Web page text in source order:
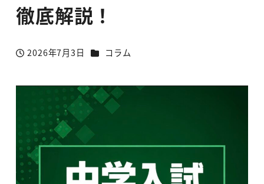
徹底解説！
投稿日
2026年7月3日 カテゴリー
コラム